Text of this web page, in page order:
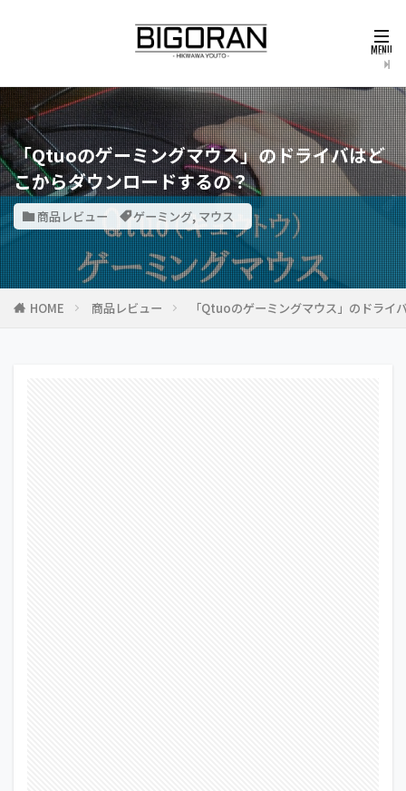
「Qtuoのゲーミングマウス」のドライバはど
こからダウンロードするの？
商品レビュー ゲーミング, マウス
HOME 商品レビュー 「Qtuoのゲーミングマウス」のドライ